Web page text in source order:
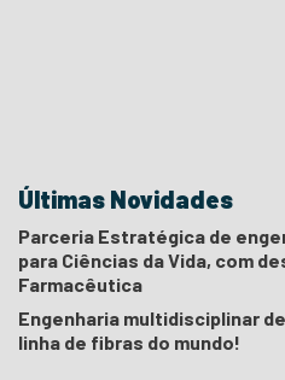
Últimas Novidades
Parceria Estratégica de
para Ciências da Vida, com
Farmacêutica
Engenharia multidisciplinar
linha de fibras do mundo!